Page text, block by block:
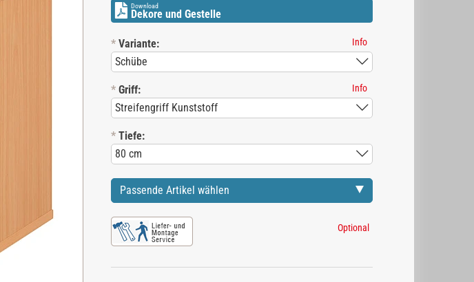
Download
Dekore und Gestelle
* Variante: Info
* Griff: Info
* Tiefe:
Passende Artikel wählen
Optional